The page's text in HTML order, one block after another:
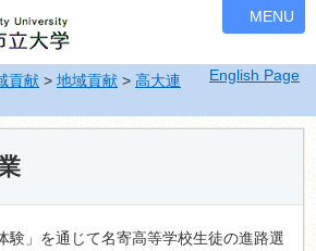
English Page
MENU
貢献 > 地域貢献 > 高大連
」を通じて名寄高等学校生徒の進路選